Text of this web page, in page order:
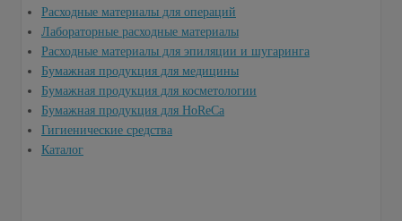
Расходные материалы для операций
Лабораторные расходные материалы
Расходные материалы для эпиляции и шугаринга
Бумажная продукция для медицины
Бумажная продукция для косметологии
Бумажная продукция для HoReCa
Гигиенические средства
Каталог